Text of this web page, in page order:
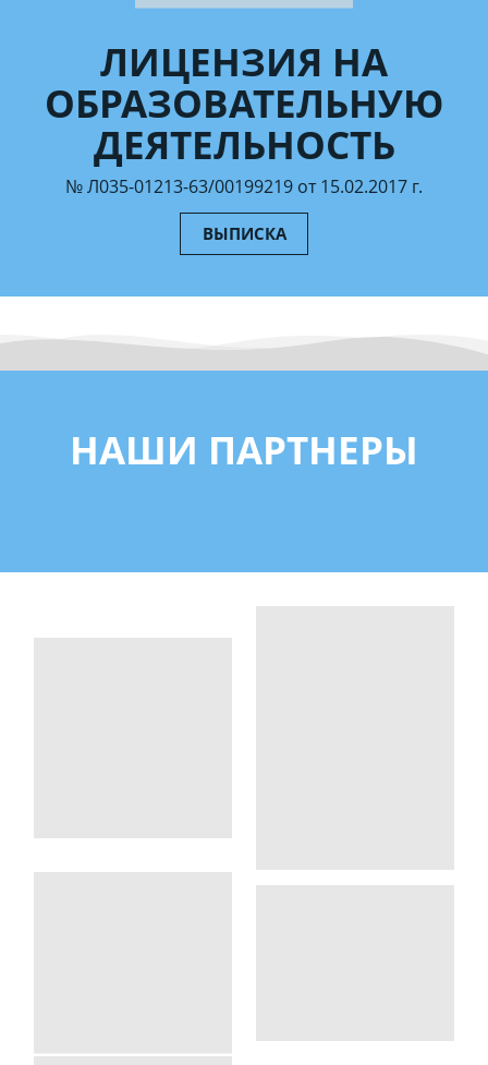
ЛИЦЕНЗИЯ НА
ОБРАЗОВАТЕЛЬНУЮ
ДЕЯТЕЛЬНОСТЬ
№ Л035-01213-63/00199219 от 15.02.2017 г.
ВЫПИСКА
НАШИ ПАРТНЕРЫ